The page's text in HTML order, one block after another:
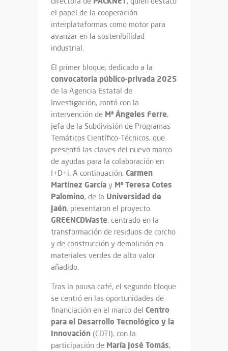
el papel de la cooperación
interplataformas como motor para
avanzar en la sostenibilidad
industrial.
El primer bloque, dedicado a la
convocatoria público-privada 2025
de la Agencia Estatal de
Investigación, contó con la
intervención de Mª Ángeles Ferre,
jefa de la Subdivisión de Programas
Temáticos Científico-Técnicos, que
presentó las claves del nuevo marco
de ayudas para la colaboración en
I+D+i. A continuación, Carmen
Martínez García y Mª Teresa Cotes
Palomino, de la Universidad de
Jaén, presentaron el proyecto
GREENCDWaste, centrado en la
transformación de residuos de corcho
y de construcción y demolición en
materiales verdes de alto valor
añadido.
Tras la pausa café, el segundo bloque
se centró en las oportunidades de
financiación en el marco del Centro
para el Desarrollo Tecnológico y la
Innovación (CDTI), con la
participación de María José Tomás,